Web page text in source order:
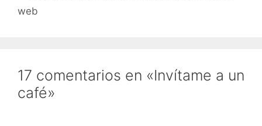
web
17 comentarios en «Invítame a un
café»